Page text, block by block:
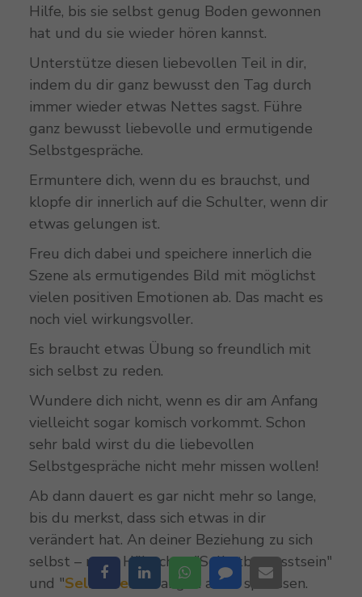
Hilfe, bis sie selbst genug Boden gewonnen
hat und du sie wieder hören kannst.
Unterstütze diesen liebevollen Teil in dir,
indem du dir ganz bewusst den Tag durch
immer wieder etwas Nettes sagst. Führe
ganz bewusst liebevolle und ermutigende
Selbstgespräche.
Ermuntere dich, wenn du es brauchst, und
klopfe dir innerlich auf die Schulter, wenn dir
etwas gelungen ist.
Freu dich dabei und speichere innerlich die
Szene als ermutigendes Bild mit möglichst
vielen positiven Emotionen ab. Das macht es
noch viel wirkungsvoller.
Es braucht etwas Übung so freundlich mit
sich selbst zu reden.
Wundere dich nicht, wenn es dir am Anfang
vielleicht sogar komisch vorkommt. Schon
sehr bald wirst du die liebevollen
Selbstgespräche nicht mehr missen wollen!
Ab dann dauert es gar nicht mehr so lange,
bis du merkst, dass sich etwas in dir
verändert hat. An deiner Beziehung zu sich
selbst – neue Hälmchen "Selbstbewusstsein"
und "Selbstliebe" fangen an zu spriessen.